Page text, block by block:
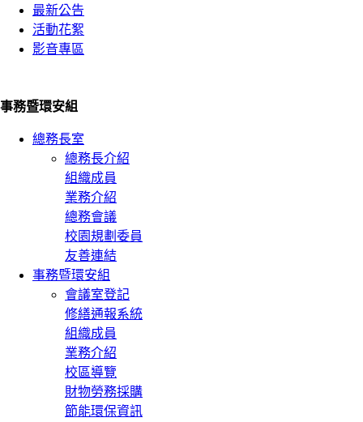
最新公告
活動花絮
影音專區
事務暨環安組
總務長室
總務長介紹
組織成員
業務介紹
總務會議
校園規劃委員
友善連結
事務暨環安組
會議室登記
修繕通報系統
組織成員
業務介紹
校區導覽
財物勞務採購
節能環保資訊